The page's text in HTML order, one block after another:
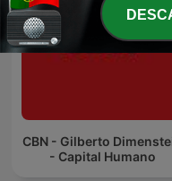
CBN - Gilberto
- Capital Humano